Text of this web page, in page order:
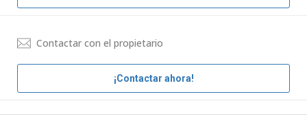
Contactar con el propietario
¡Contactar ahora!